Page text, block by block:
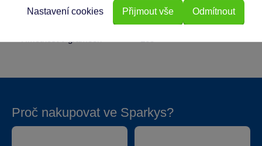
Hloubka 1.5
Proč nakupovat ve Sparkys?
Odmítnout
Nastavení cookies Přijmout vše